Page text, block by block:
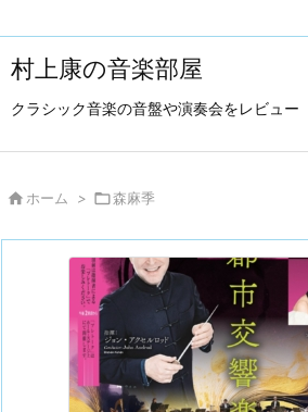
村上康の音楽部屋
クラシック音楽の音盤や演奏会をレビュー
 ホーム > 森麻季